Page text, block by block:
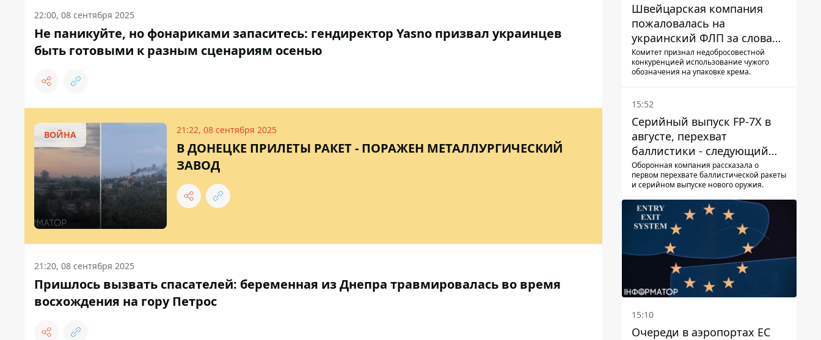
22:00, 08 сентября 2025
Не паникуйте, но фонариками запаситесь: гендиректор Yasno призвал украинцев
быть готовыми к разным сценариям осенью
ВОЙНА 21:22, 08 сентября 2025
В ДОНЕЦКЕ ПРИЛЕТЫ РАКЕТ - ПОРАЖЕН МЕТАЛЛУРГИЧЕСКИЙ
ЗАВОД
21:20, 08 сентября 2025
Пришлось вызвать спасателей: беременная из Днепра травмировалась во время
восхождения на гору Петрос
Швейцарская компания
пожаловалась на
украинский ФЛП за слова
SUN SCRIPTION на упаковке
крема - АМКУ наложил
Комитет признал недобросовестной
конкуренцией использование чужого
обозначения на упаковке крема.
15:52
Серийный выпуск FP-7X в
августе, перехват
баллистики - следующий
этап - Fire Point
конкретизировало планы
Оборонная компания рассказала о
первом перехвате баллистической ракеты
и серийном выпуске нового оружия.
15:10
Очереди в аэропортах ЕС